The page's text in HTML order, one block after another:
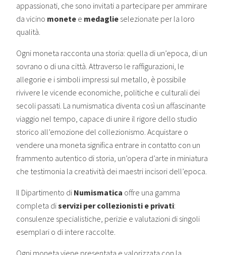
appassionati, che sono invitati a partecipare per ammirare
da vicino monete e medaglie selezionate per la loro
qualità.
Ogni moneta racconta una storia: quella di un’epoca, di un
sovrano o di una città. Attraverso le raffigurazioni, le
allegorie e i simboli impressi sul metallo, è possibile
rivivere le vicende economiche, politiche e culturali dei
secoli passati. La numismatica diventa così un affascinante
viaggio nel tempo, capace di unire il rigore dello studio
storico all’emozione del collezionismo. Acquistare o
vendere una moneta significa entrare in contatto con un
frammento autentico di storia, un’opera d’arte in miniatura
che testimonia la creatività dei maestri incisori dell’epoca.
Il Dipartimento di Numismatica offre una gamma
completa diservizi per collezionisti e privati:
consulenze specialistiche, perizie e valutazioni di singoli
esemplari o di intere raccolte.